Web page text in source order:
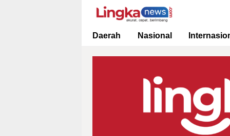
Lingkanews
Akurat. Cepat & Berimbang
Daerah Nasional